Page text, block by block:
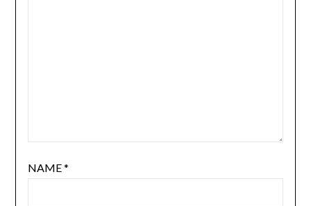
NAME*